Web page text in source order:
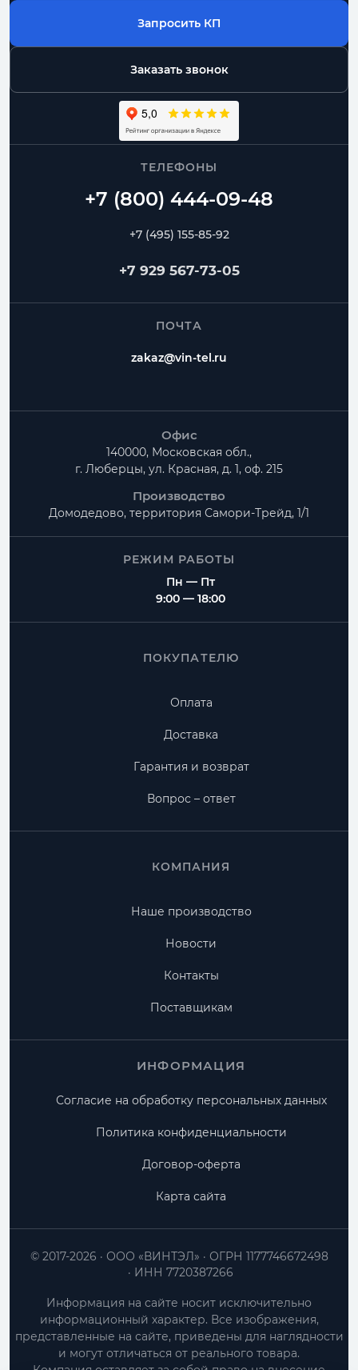
Запросить КП
Заказать звонок
ТЕЛЕФОНЫ
+7 (495) 155-85-92
+7 929 567-73-05
ПОЧТА
zakaz@vin-tel.ru
Офис
140000, Московская обл.,
г. Люберцы, ул. Красная, д. 1, оф. 215
Производство
Домодедово, территория Самори-Трейд, 1/1
РЕЖИМ РАБОТЫ
Пн — Пт
9:00 — 18:00
ПОКУПАТЕЛЮ
Оплата
Доставка
Гарантия и возврат
Вопрос – ответ
КОМПАНИЯ
Наше производство
Новости
Контакты
Поставщикам
ИНФОРМАЦИЯ
Согласие на обработку персональных данных
Политика конфиденциальности
Договор-оферта
Карта сайта
ООО «ВИНТЭЛ»
ОГРН 1177746672498
ИНН 7720387266
© 2017-2026
Информация на сайте носит исключительно
информационный характер. Все изображения,
представленные на сайте, приведены для наглядности
и могут отличаться от реального товара.